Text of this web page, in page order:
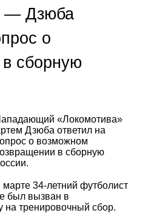
— Дзюба
о
сборную
«Локомотива»
Дзюба ответил на
о возможном
в сборную
марте 34-летний футболист
был вызван в
на тренировочный сбор.